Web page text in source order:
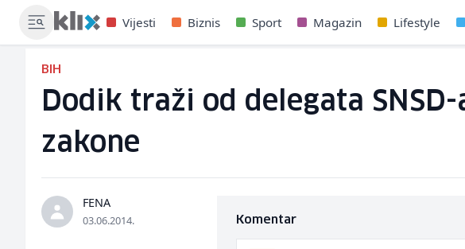
Vijesti Biznis Sport Magazin Lifestyle
BIH
Dodik traži od delegata
zakone
FENA
03.06.2014. Komentar